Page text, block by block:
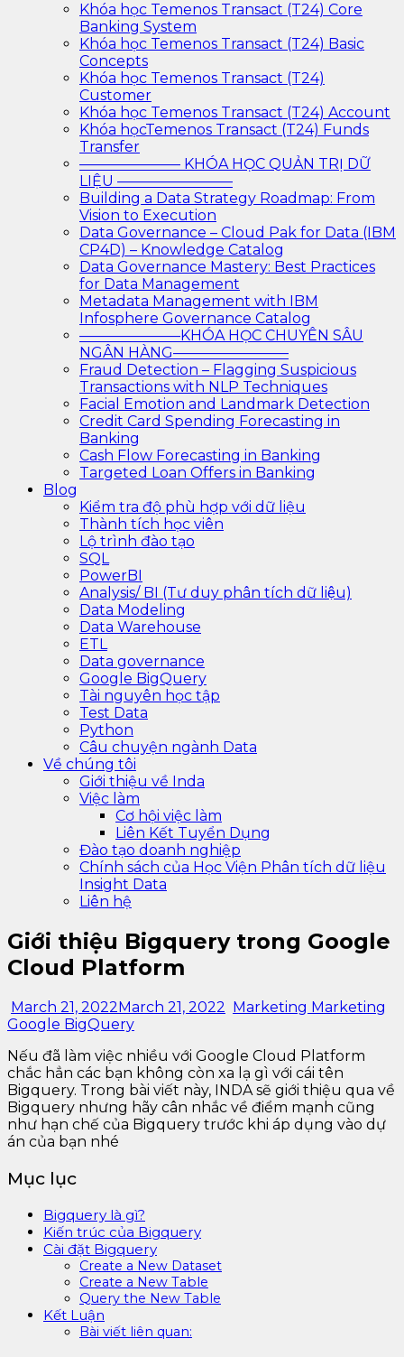
Khóa học Temenos Transact (T24) Core
Banking System
Khóa học Temenos Transact (T24) Basic
Concepts
Khóa học Temenos Transact (T24)
Customer
Khóa học Temenos Transact (T24) Account
Khóa họcTemenos Transact (T24) Funds
Transfer
——————— KHÓA HỌC QUẢN TRỊ DỮ
LIỆU ————————
Building a Data Strategy Roadmap: From
Vision to Execution
Data Governance – Cloud Pak for Data (IBM
CP4D) – Knowledge Catalog
Data Governance Mastery: Best Practices
for Data Management
Metadata Management with IBM
Infosphere Governance Catalog
———————KHÓA HỌC CHUYÊN SÂU
NGÂN HÀNG————————
Fraud Detection – Flagging Suspicious
Transactions with NLP Techniques
Facial Emotion and Landmark Detection
Credit Card Spending Forecasting in
Banking
Cash Flow Forecasting in Banking
Targeted Loan Offers in Banking
Blog
Kiểm tra độ phù hợp với dữ liệu
Thành tích học viên
Lộ trình đào tạo
SQL
PowerBI
Analysis/ BI (Tư duy phân tích dữ liệu)
Data Modeling
Data Warehouse
ETL
Data governance
Google BigQuery
Tài nguyên học tập
Test Data
Python
Câu chuyện ngành Data
Về chúng tôi
Giới thiệu về Inda
Việc làm
Cơ hội việc làm
Liên Kết Tuyển Dụng
Đào tạo doanh nghiệp
Chính sách của Học Viện Phân tích dữ liệu
Insight Data
Liên hệ
Giới thiệu Bigquery trong Google
Cloud Platform
March 21, 2022March 21, 2022 Marketing Marketing
Google BigQuery
Nếu đã làm việc nhiều với Google Cloud Platform
chắc hẳn các bạn không còn xa lạ gì với cái tên
Bigquery. Trong bài viết này, INDA sẽ giới thiệu qua về
Bigquery nhưng hãy cân nhắc về điểm mạnh cũng
như hạn chế của Bigquery trước khi áp dụng vào dự
án của bạn nhé
Mục lục
Bigquery là gì?
Kiến trúc của Bigquery
Cài đặt Bigquery
Create a New Dataset
Create a New Table
Query the New Table
Kết Luận
Bài viết liên quan: